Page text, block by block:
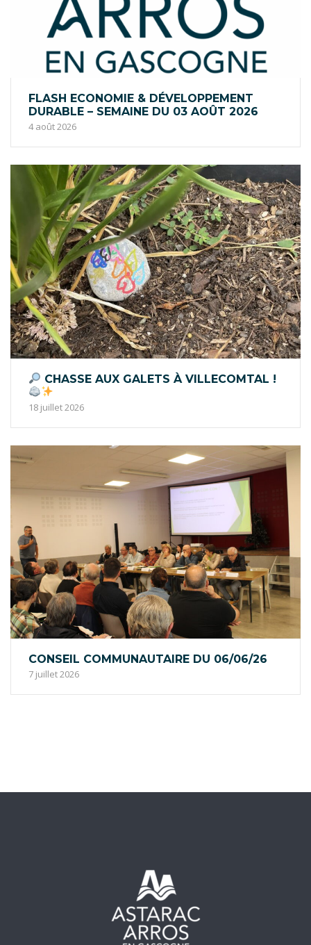
FLASH ECONOMIE & DÉVELOPPEMENT
DURABLE – SEMAINE DU 03 AOÛT 2026
4 août 2026
CHASSE AUX GALETS À VILLECOMTAL !
18 juillet 2026
CONSEIL COMMUNAUTAIRE DU 06/06/26
7 juillet 2026